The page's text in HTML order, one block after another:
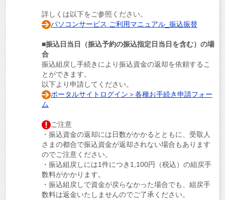
詳しくは以下をご参照ください。
パソコンサービス ご利用マニュアル_振込振替
■振込日当日（振込予約の振込指定日当日を含む）の場
合
振込組戻し手続きにより振込資金の返却を依頼するこ
とができます。
以下より申請してください。
ポータルサイトログイン＞各種お手続き申請フォー
ム
ご注意
・振込資金の返却には日数がかかるとともに、受取人
さまの都合で振込資金が返却されない場合もあります
のでご注意ください。
・振込組戻しには1件につき1,100円（税込）の組戻手
数料がかかります。
・振込組戻しで資金が戻らなかった場合でも、組戻手
数料は返金いたしませんのでご了承ください。